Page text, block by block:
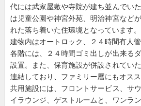
代には武家屋敷や寺院が建ち並んでい
は児童公園や神宮外苑、明治神宮など
れた落ち着いた住環境となっています。
建物内はオートロック、２４時間有人
各階には、２４時間ゴミ出しが出来る
設置。また、保育施設が併設されてい
連結しており、ファミリー層にもオスス
共用施設には、フロントサービス、サ
イラウンジ、ゲストルームと、ワンラ